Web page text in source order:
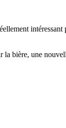
la bière, une